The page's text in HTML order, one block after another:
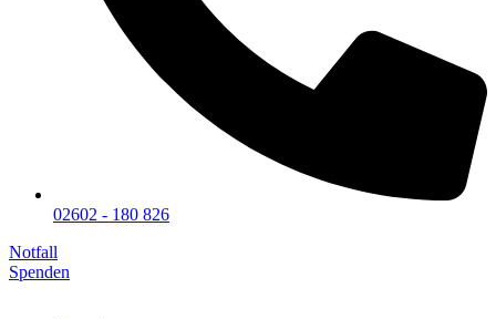
02602 - 180 826
Notfall
Spenden